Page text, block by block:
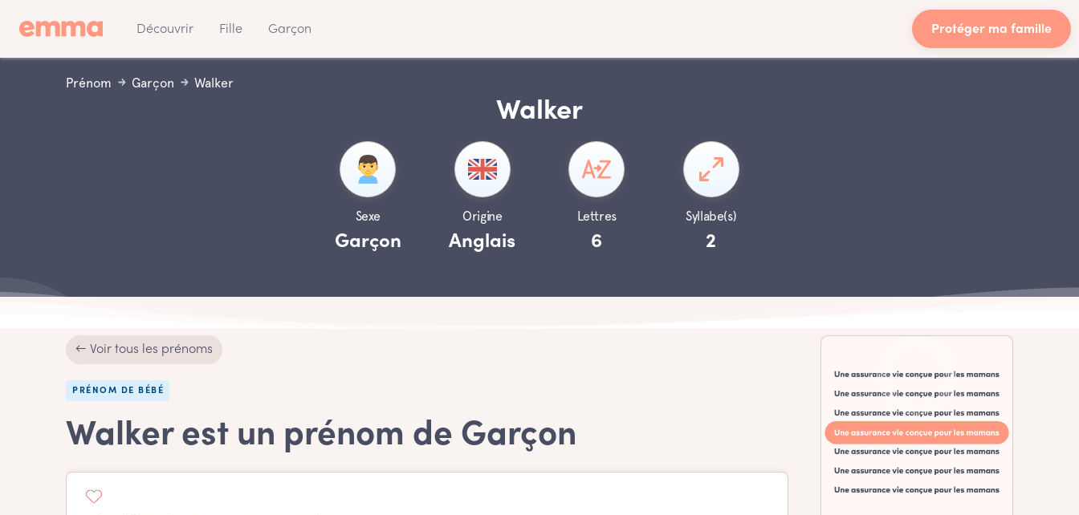
Découvrir Fille Garçon Protéger ma famille
Prénom Garçon Walker
Walker
Sexe
Garçon
Origine
Anglais
Lettres
6
Syllabe(s)
2
← Voir tous les prénoms
PRÉNOM DE BÉBÉ
Walker est un prénom de Garçon